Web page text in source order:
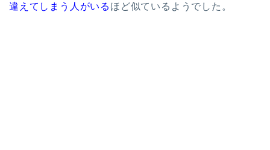
違えてしまう人がいる ほど似ているようでした。